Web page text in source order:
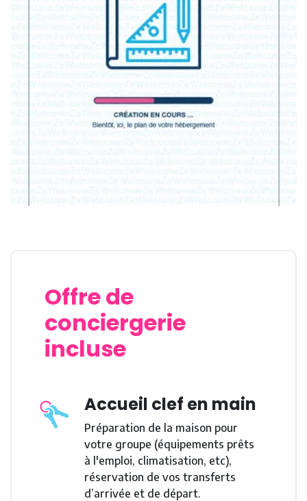
Offre de
conciergerie
incluse
Accueil clef en main
Préparation de la maison pour
votre groupe (équipements prêts
à l'emploi, climatisation, etc),
réservation de vos transferts
d’arrivée et de départ.